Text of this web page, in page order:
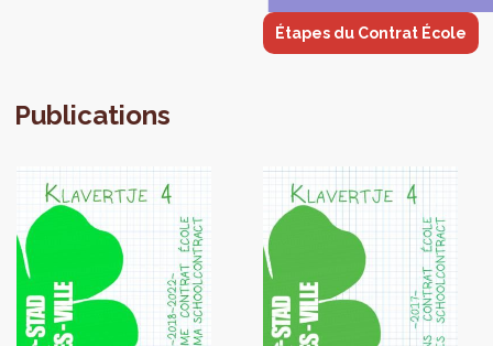
Étapes du Contrat École
Publications